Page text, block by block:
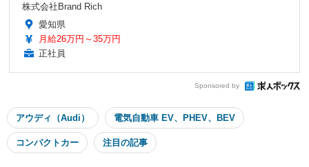
株式会社Brand Rich
愛知県
月給26万円～35万円
正社員
Sponsored by
アウディ（Audi） 電気自動車 EV、PHEV、BEV
コンパクトカー 注目の記事